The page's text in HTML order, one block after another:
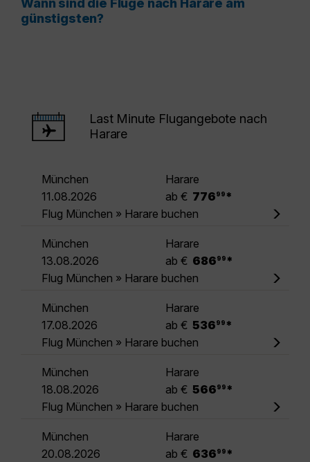
Wann sind die Flüge nach Harare am
günstigsten?
Last Minute Flugangebote nach
Harare
München
Harare
11.08.2026
ab € 776 99 *
Flug München » Harare buchen
München
Harare
13.08.2026
ab € 686 99 *
Flug München » Harare buchen
München
Harare
17.08.2026
ab € 536 99 *
Flug München » Harare buchen
München
Harare
18.08.2026
ab € 566 99 *
Flug München » Harare buchen
München
Harare
20.08.2026
ab € 636 99 *